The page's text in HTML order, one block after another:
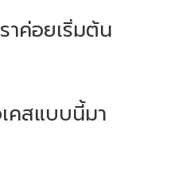
าค่อยเริ่มต้น
คสแบบนี้มา